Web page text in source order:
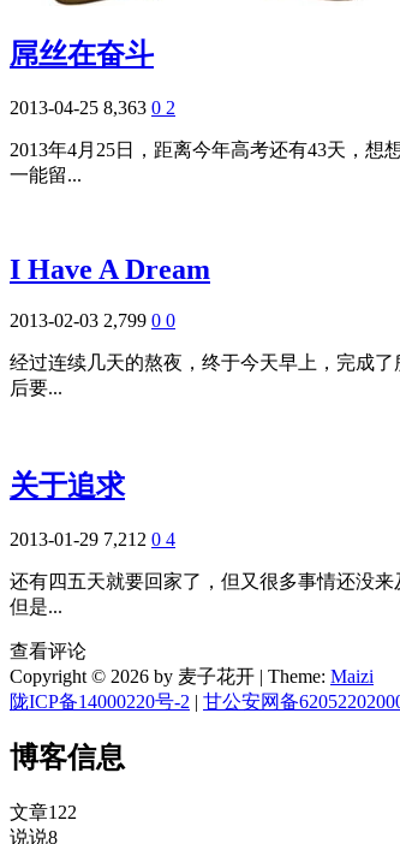
屌丝在奋斗
2013-04-25 8,363 0 2
2013年4月25日，距离今年高考还有43天，
一能留...
I Have A Dream
2013-02-03 2,799 0 0
经过连续几天的熬夜，终于今天早上，完成
后要...
关于追求
2013-01-29 7,212 0 4
还有四五天就要回家了，但又很多事情还没
但是...
查看评论
Copyright © 2026 by 麦子花开 | Theme: Maizi
陇ICP备14000220号-2 | 甘公安网备
博客信息
文章122
说说8